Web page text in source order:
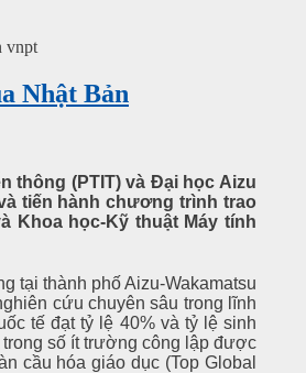
vnpt
Nhật Bản
thông (PTIT) và Đại học Aizu
tiến hành chương trình trao
Khoa học-Kỹ thuật Máy tính
tại thành phố Aizu-Wakamatsu
cứu chuyên sâu trong lĩnh
tế đạt tỷ lệ 40% và tỷ lệ sinh
số ít trường công lập được
cầu hóa giáo dục (Top Global